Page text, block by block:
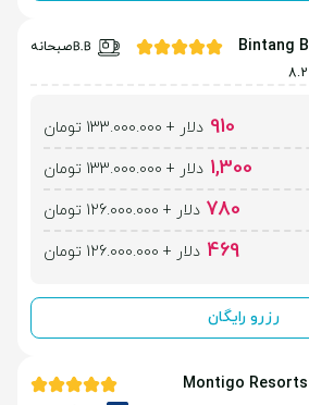
Bintang
صبحانه
910 دلار + 133.000.000 تومان
1,300 دلار + 133.000.000 تومان
780 دلار + 126.000.000 تومان
469 دلار + 126.000.000 تومان
رزرو رایگان
Montigo Resorts